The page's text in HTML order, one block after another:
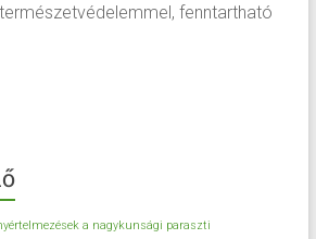
fenntartható
a nagykunsági paraszti